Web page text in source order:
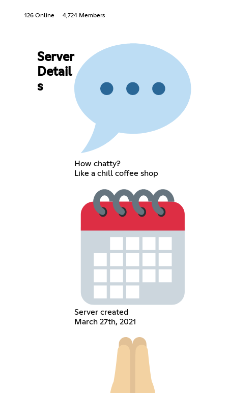
126 Online 4,724 Members
Server
Detail
s
How chatty?
Like a chill coffee shop
Server created
March 27th, 2021